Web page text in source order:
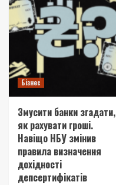
Бізнес
Змусити банки згадати,
як рахувати гроші.
Навіщо НБУ змінив
правила визначення
дохідності
депсертифікатів